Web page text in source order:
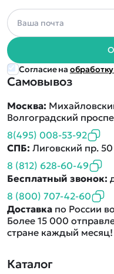
Каталог
Самовывоз
Москва:
Волгоградский
8(495) 008-53-92
СПБ: Лиговский пр. 50
8 (812) 628-60-49
Бесплатный звонок:
8 (800) 707-42-60
Доставка по России
Более 15 000
стране каждый месяц!
Согласие на